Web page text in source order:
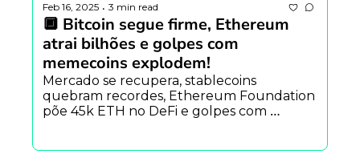
Feb 16, 2025 • 3 min read
🔲 Bitcoin segue firme, Ethereum
atrai bilhões e golpes com
memecoins explodem!
Mercado se recupera, stablecoins
quebram recordes, Ethereum Foundation
põe 45k ETH no DeFi e golpes com